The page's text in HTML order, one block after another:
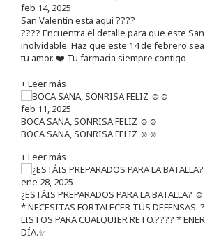
feb 14, 2025
San Valentín está aquí ????
???? Encuentra el detalle para que este
inolvidable. Haz que este 14 de febrero
tu amor. ❤️ Tu farmacia siempre contigo
+ Leer más
feb 11, 2025
BOCA SANA, SONRISA FELIZ ☺️☺️
BOCA SANA, SONRISA FELIZ ☺️☺️
+ Leer más
ene 28, 2025
¿ESTÁIS PREPARADOS PARA LA BATALLA?
* NECESITAS FORTALECER TUS DEFENSAS.
LISTOS PARA CUALQUIER RETO.???? *
DÍA.✨